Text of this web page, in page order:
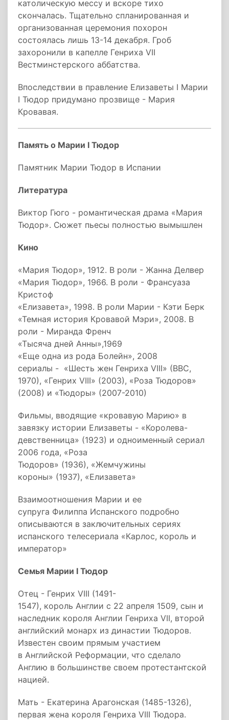
католическую мессу и вскоре тихо
скончалась. Тщательно спланированная и
организованная церемония похорон
состоялась лишь 13-14 декабря. Гроб
захоронили в капелле Генриха VII
Вестминстерского аббатства.
Впоследствии в правление Елизаветы I Марии
I Тюдор придумано прозвище - Мария
Кровавая.
Память о Марии I Тюдор
Памятник Марии Тюдор в Испании
Литература
Виктор Гюго - романтическая драма «Мария
Тюдор». Сюжет пьесы полностью вымышлен
Кино
«Мария Тюдор», 1912. В роли - Жанна Делвер
«Мария Тюдор», 1966. В роли - Франсуаза
Кристоф
«Елизавета», 1998. В роли Марии - Кэти Берк
«Темная история Кровавой Мэри», 2008. В
роли - Миранда Френч
«Тысяча дней Анны»,1969
«Еще одна из рода Болейн», 2008
сериалы - «Шесть жен Генриха VIII» (BBC,
1970), «Генрих VIII» (2003), «Роза Тюдоров»
(2008) и «Тюдоры» (2007-2010)
Фильмы, вводящие «кровавую Марию» в
завязку истории Елизаветы - «Королева-
девственница» (1923) и одноименный сериал
2006 года, «Роза
Тюдоров» (1936), «Жемчужины
короны» (1937), «Елизавета»
Взаимоотношения Марии и ее
супруга Филиппа Испанского подробно
описываются в заключительных сериях
испанского телесериала «Карлос, король и
император»
Семья Марии I Тюдор
Отец - Генрих VIII (1491-
1547), король Англии с 22 апреля 1509, сын и
наследник короля Англии Генриха VII, второй
английский монарх из династии Тюдоров.
Известен своим прямым участием
в Английской Реформации, что сделало
Англию в большинстве своем протестантской
нацией.
Мать - Екатерина Арагонская (1485-1326),
первая жена короля Генриха VIII Тюдора.